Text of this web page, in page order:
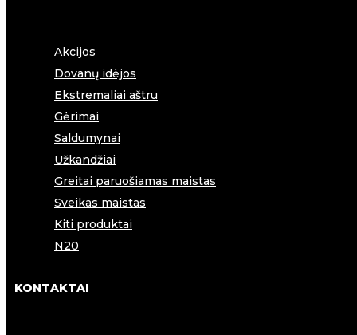
Akcijos
Dovanų idėjos
Ekstremaliai aštru
Gėrimai
Saldumynai
Užkandžiai
Greitai paruošiamas maistas
Sveikas maistas
Kiti produktai
N20
KONTAKTAI